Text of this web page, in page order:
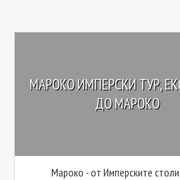
МАРОКО ИМПЕРСКИ ТУР,
ДО МАРОКО
Мароко - от Имперските